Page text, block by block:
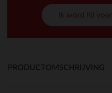
Ik word lid voor
PRODUCTOMSCHRIJVING